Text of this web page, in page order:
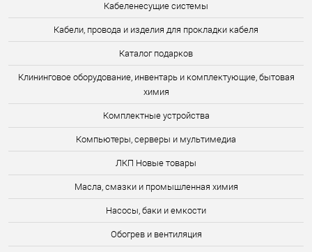
Кабеленесущие системы
Кабели, провода и изделия для прокладки кабеля
Каталог подарков
Клининговое оборудование, инвентарь и комплектующие, бытовая
химия
Комплектные устройства
Компьютеры, серверы и мультимедиа
ЛКП Новые товары
Масла, смазки и промышленная химия
Насосы, баки и емкости
Обогрев и вентиляция